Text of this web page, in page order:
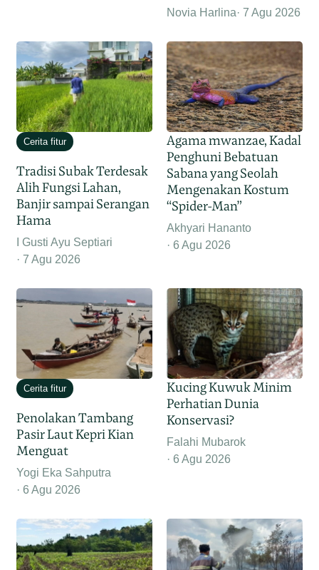
Novia Harlina 7 Agu 2026
Cerita fitur
Tradisi Subak Terdesak
Alih Fungsi Lahan,
Banjir sampai Serangan
Hama
I Gusti Ayu Septiari
7 Agu 2026
Agama mwanzae, Kadal
Penghuni Bebatuan
Sabana yang Seolah
Mengenakan Kostum
“Spider-Man”
Akhyari Hananto
6 Agu 2026
Cerita fitur
Penolakan Tambang
Pasir Laut Kepri Kian
Menguat
Yogi Eka Sahputra
6 Agu 2026
Kucing Kuwuk Minim
Perhatian Dunia
Konservasi?
Falahi Mubarok
6 Agu 2026